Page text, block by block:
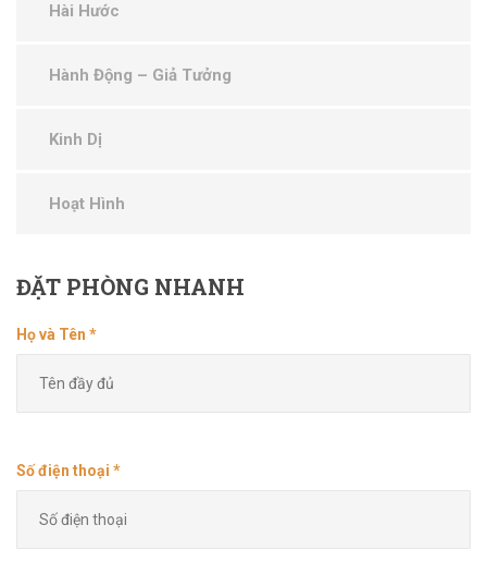
Hài Hước
Hành Động – Giả Tưởng
Kinh Dị
Hoạt Hình
ĐẶTPHÒNG NHANH
Họ và Tên *
Số điện thoại *